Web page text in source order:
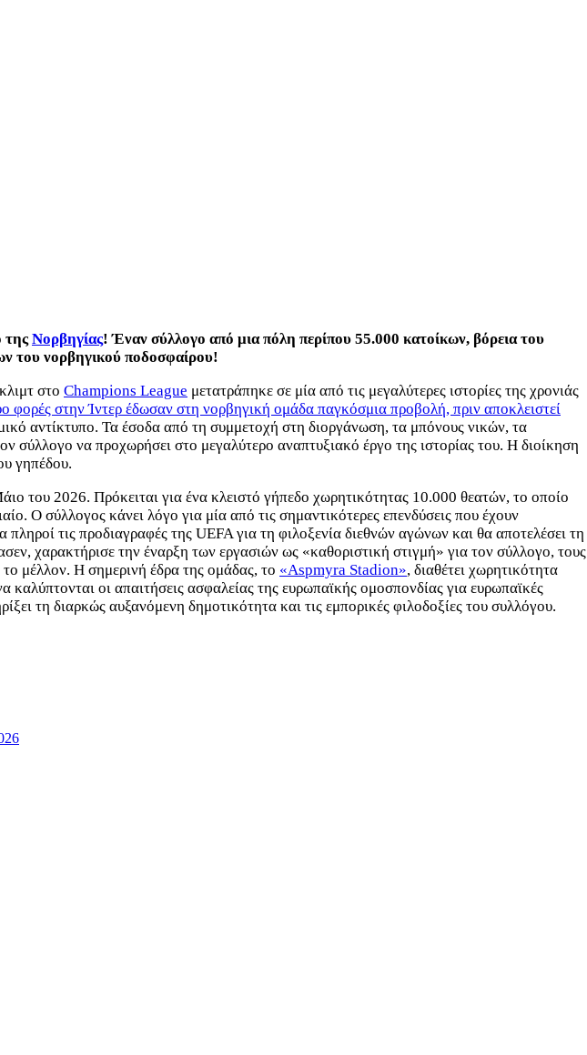
τηςΝορβηγίας! Έναν σύλλογο από μια πόλη περίπου 55.000 κατοίκων, βόρεια του
του νορβηγικού ποδοσφαίρου!
στο Champions League μετατράπηκε σε μία από τις μεγαλύτερες ιστορίες της χρονιάς
φορές στην Ίντερ έδωσαν στη νορβηγική ομάδα παγκόσμια προβολή, πριν αποκλειστεί
αντίκτυπο. Τα έσοδα από τη συμμετοχή στη διοργάνωση, τα μπόνους νικών, τα
σύλλογο να προχωρήσει στο μεγαλύτερο αναπτυξιακό έργο της ιστορίας του. Η διοίκηση
γηπέδου.
του 2026. Πρόκειται για ένα κλειστό γήπεδο χωρητικότητας 10.000 θεατών, το οποίο
Ο σύλλογος κάνει λόγο για μία από τις σημαντικότερες επενδύσεις που έχουν
τις προδιαγραφές της UEFA για τη φιλοξενία διεθνών αγώνων και θα αποτελέσει τη
χαρακτήρισε την έναρξη των εργασιών ως «καθοριστική στιγμή» για τον σύλλογο, τους
μέλλον. Η σημερινή έδρα της ομάδας, το «Aspmyra Stadion», διαθέτει χωρητικότητα
οι απαιτήσεις ασφαλείας της ευρωπαϊκής ομοσπονδίας για ευρωπαϊκές
τη διαρκώς αυξανόμενη δημοτικότητα και τις εμπορικές φιλοδοξίες του συλλόγου.